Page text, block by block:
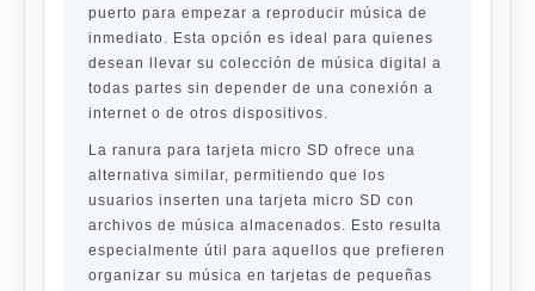
puerto para empezar a reproducir música de
inmediato. Esta opción es ideal para quienes
desean llevar su colección de música digital a
todas partes sin depender de una conexión a
internet o de otros dispositivos.
La ranura para tarjeta micro SD ofrece una
alternativa similar, permitiendo que los
usuarios inserten una tarjeta micro SD con
archivos de música almacenados. Esto resulta
especialmente útil para aquellos que prefieren
organizar su música en tarjetas de pequeñas